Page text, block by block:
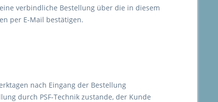
verbindliche Bestellung über die in diesem
per E-Mail bestätigen.
nach Eingang der Bestellung
durch PSF-Technik zustande, der Kunde